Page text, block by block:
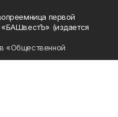
первой
«БАШвестЪ» (издается
«Общественной